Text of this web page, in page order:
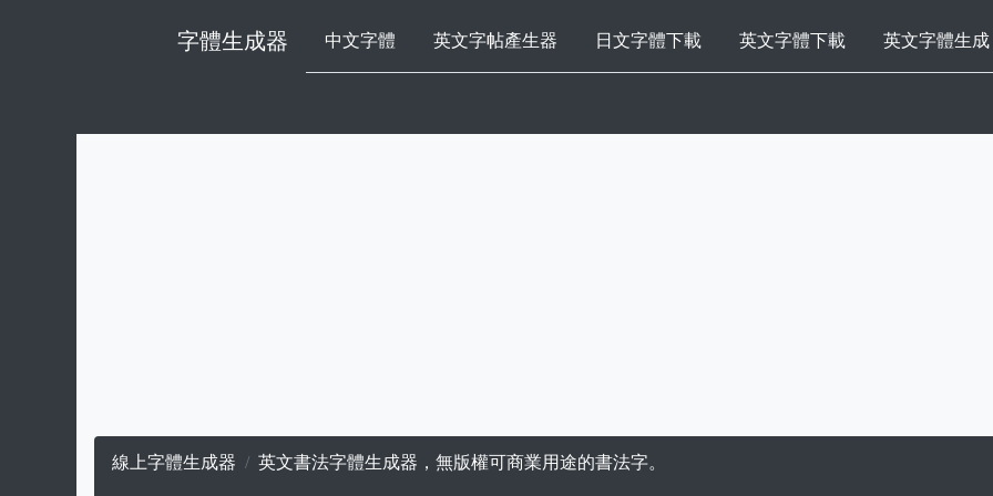
字體生成器 中文字體 英文字帖產生器 日文字體下載 英文字體下載 英文字體生成
線上字體生成器 英文書法字體生成器，無版權可商業用途的書法字。